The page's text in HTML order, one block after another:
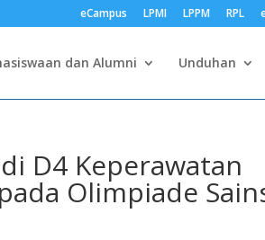
eCampus LPMI LPPM RPL
dan Alumni Unduhan
D4 Keperawatan
Olimpiade